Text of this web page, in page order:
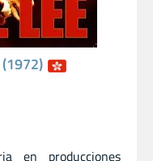
en producciones